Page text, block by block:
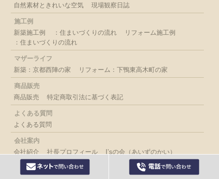
自然素材ときれいな空気
現場観察日誌
施工例
新築施工例
：住まいづくりの流れ
リフォーム施工例
：住まいづくりの流れ
マザーライフ
新築：京都西陣の家
リフォーム：下鴨東高木町の家
商品販売
商品販売
特定商取引法に基づく表記
よくある質問
よくある質問
会社案内
会社紹介
社長プロフィール
I’sの会（あいずのかい）
季刊誌 マザーハウス